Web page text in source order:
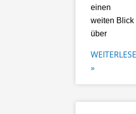
einen
weiten Blick
über
»